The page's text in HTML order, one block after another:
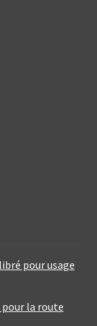
pour usage
pour la route